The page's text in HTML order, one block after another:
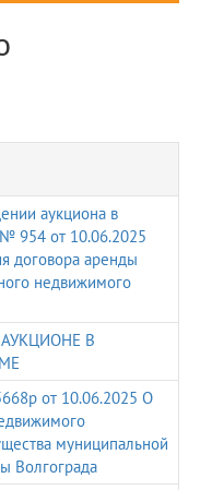
аукциона в
954 от 10.06.2025
договора аренды
недвижимого
В
от 10.06.2025 О
муниципальной
Волгограда